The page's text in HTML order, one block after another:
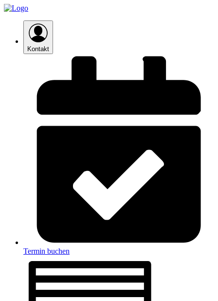
Kontakt
Termin buchen